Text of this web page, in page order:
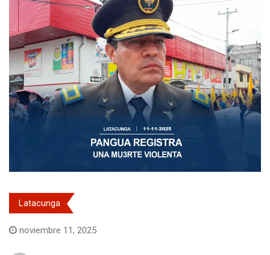
Latacunga
noviembre 11, 2025